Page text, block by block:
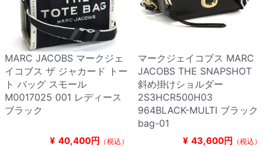
MARC JACOBS マークジェ
イコブス ザ ジャカード トー
ト バッグ スモール
M0017025 001 レディース
ブラック
¥ 40,400円 （税込）
マークジェイコブス MARC
JACOBS THE SNAPSHOT
斜め掛けショルダー
2S3HCR500H03
964BLACK-MULTI ブラック
bag-01
¥ 43,600円 （税込）